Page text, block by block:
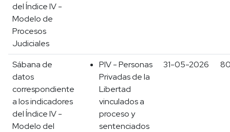
del Índice IV -
Modelo de
Procesos
Judiciales
Sábana de
datos
correspondiente
a los indicadores
del Índice IV -
Modelo del
PIV - Personas
Privadas de la
Libertad
vinculados a
proceso y
sentenciados
31-05-2026